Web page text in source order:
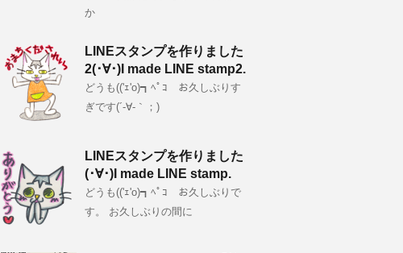
か
LINEスタンプを作りました
2(･∀･)I made LINE stamp2.
どうも(('ｪ'o)┓ﾍﾟｺ お久しぶりす
ぎです(´-∀-｀；)
LINEスタンプを作りました
(･∀･)I made LINE stamp.
どうも(('ｪ'o)┓ﾍﾟｺ お久しぶりで
す。 お久しぶりの間に